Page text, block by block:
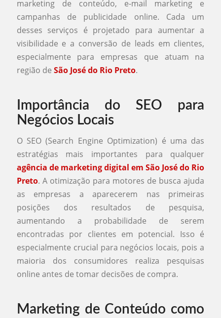
marketing de conteúdo, e-mail marketing e
campanhas de publicidade online. Cada um
desses serviços é projetado para aumentar a
visibilidade e a conversão de leads em clientes,
especialmente para empresas que atuam na
região de São José do Rio Preto.
Importância do SEO para
Negócios Locais
O SEO (Search Engine Optimization) é uma das
estratégias mais importantes para qualquer
agência de marketing digital em São José do Rio
Preto. A otimização para motores de busca ajuda
as empresas a aparecerem nas primeiras
posições dos resultados de pesquisa,
aumentando a probabilidade de serem
encontradas por clientes em potencial. Isso é
especialmente crucial para negócios locais, pois a
maioria dos consumidores realiza pesquisas
online antes de tomar decisões de compra.
Marketing de Conteúdo como